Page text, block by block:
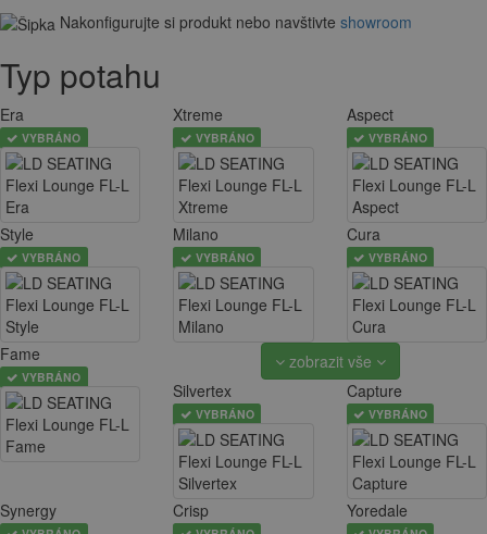
Nakonfigurujte si produkt nebo navštivte showroom
Typ potahu
Era
VYBRÁNO
Xtreme
VYBRÁNO
Aspect
VYBRÁNO
Style
VYBRÁNO
Milano
VYBRÁNO
Cura
VYBRÁNO
Fame
VYBRÁNO
zobrazit vše
Silvertex
VYBRÁNO
Capture
VYBRÁNO
Synergy Crisp Yoredale